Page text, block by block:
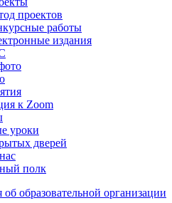
проектов
работы
издания
к Zoom
уроки
дверей
полк
об образовательной организации